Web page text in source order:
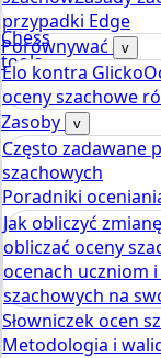
Chess
tools
Kalkulator ocen
przypadki Edge
Porównywać
v
Elo kontra Glicko
oceny szachowe
Zasoby
v
Często zadawane
szachowych
Poradniki
Jak obliczyć
obliczać oceny
ocenach uczniom
szachowych na
Słowniczek ocen
Metodologia i